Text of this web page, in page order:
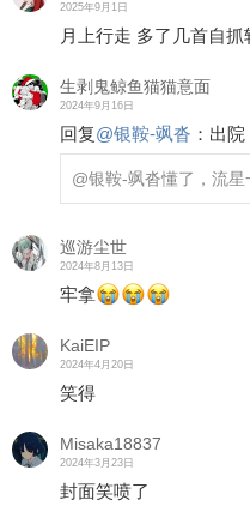
2025年9月1日
月上行走 多了几首自抓
生剥鬼鲸鱼猫猫意面
2024年9月16日
回复@银鞍-飒沓 ： 出院
@银鞍-飒沓懂了，流星
巡游尘世
2024年8月13日
牢拿
KaiEIP
2024年4月20日
笑得
Misaka18837
2024年3月23日
封面笑喷了